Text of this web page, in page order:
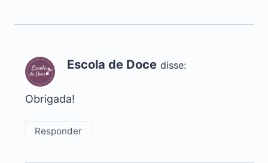
Escola de Doce disse:
Obrigada!
Responder